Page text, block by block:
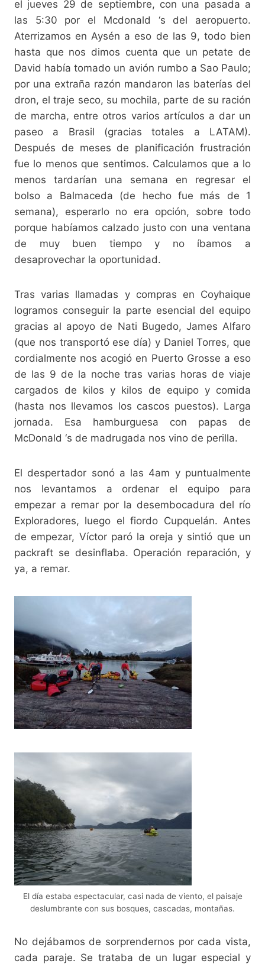
el jueves 29 de septiembre, con una pasada a
las 5:30 por el Mcdonald ‘s del aeropuerto.
Aterrizamos en Aysén a eso de las 9, todo bien
hasta que nos dimos cuenta que un petate de
David había tomado un avión rumbo a Sao Paulo;
por una extraña razón mandaron las baterías del
dron, el traje seco, su mochila, parte de su ración
de marcha, entre otros varios artículos a dar un
paseo a Brasil (gracias totales a LATAM).
Después de meses de planificación frustración
fue lo menos que sentimos. Calculamos que a lo
menos tardarían una semana en regresar el
bolso a Balmaceda (de hecho fue más de 1
semana), esperarlo no era opción, sobre todo
porque habíamos calzado justo con una ventana
de muy buen tiempo y no íbamos a
desaprovechar la oportunidad.
Tras varias llamadas y compras en Coyhaique
logramos conseguir la parte esencial del equipo
gracias al apoyo de Nati Bugedo, James Alfaro
(que nos transportó ese día) y Daniel Torres, que
cordialmente nos acogió en Puerto Grosse a eso
de las 9 de la noche tras varias horas de viaje
cargados de kilos y kilos de equipo y comida
(hasta nos llevamos los cascos puestos). Larga
jornada. Esa hamburguesa con papas de
McDonald ‘s de madrugada nos vino de perilla.
El despertador sonó a las 4am y puntualmente
nos levantamos a ordenar el equipo para
empezar a remar por la desembocadura del río
Exploradores, luego el fiordo Cupquelán. Antes
de empezar, Víctor paró la oreja y sintió que un
packraft se desinflaba. Operación reparación, y
ya, a remar.
El día estaba espectacular, casi nada de viento, el paisaje
deslumbrante con sus bosques, cascadas, montañas.
No dejábamos de sorprendernos por cada vista,
cada paraje. Se trataba de un lugar especial y